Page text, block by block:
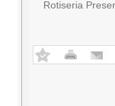
Rotiseria